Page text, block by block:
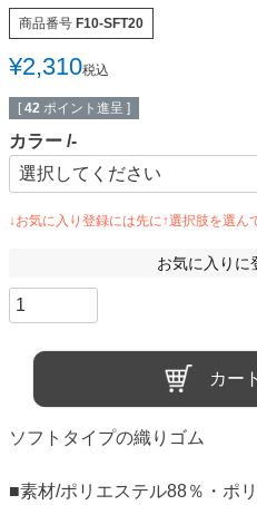
商品番号 F10-SFT20
¥2,310税込
[ 42 ポイント進呈 ]
カラー -
お気に入りに
カー
ソフトタイプの織りゴム
■素材/ポリエステル88％・ポ